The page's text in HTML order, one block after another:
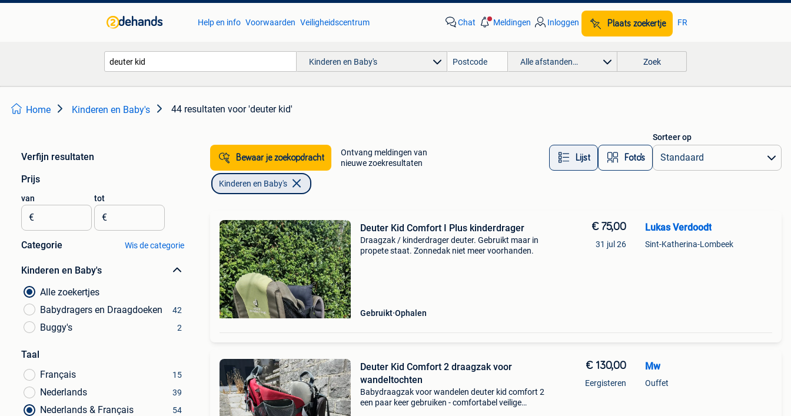
Help en info Voorwaarden Veiligheidscentrum Chat Meldingen Inloggen Plaats zoekertje FR
Kinderen en Baby's Alle afstanden… Zoek
Home Kinderen en Baby's 44 resultaten voor 'deuter kid'
Verfijn resultaten
Prijs
van
€
tot
€
Categorie Wis de categorie
Kinderen en Baby's
Alle zoekertjes
Babydragers en Draagdoeken
42
Buggy's 2
Taal
Français
15
Nederlands 39
Nederlands & Français 54
Bewaar je zoekopdracht
Ontvang meldingen van
nieuwe zoekresultaten
Lijst Foto’s
Sorteer op
Kinderen en Baby's
Deuter Kid Comfort I Plus kinderdrager
Draagzak / kinderdrager deuter. Gebruikt maar in
propete staat. Zonnedak niet meer voorhanden.
Gebruikt Ophalen
€ 75,00
31 jul 26
Lukas Verdoodt
Sint-Katherina-Lombeek
Deuter Kid Comfort 2 draagzak voor
wandeltochten
Babydraagzak voor wandelen deuter kid comfort 2
een paar keer gebruiken - comfortabel veilige
€ 130,00
Eergisteren
Mw
Ouffet